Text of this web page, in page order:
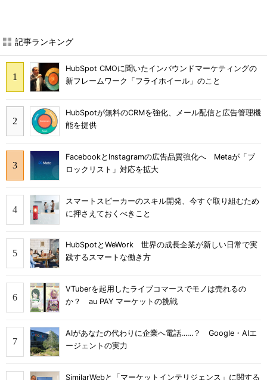
記事ランキング
HubSpot CMOに聞いたインバウンドマーケティングの
新フレームワーク「フライホイール」のこと
HubSpotが無料のCRMを強化、メール配信と広告管理機
能を提供
FacebookとInstagramの広告品質強化へ Metaが「ブ
ロックリスト」対応を拡大
スマートスピーカーのスキル開発、今すぐ取り組むため
に押さえておくべきこと
HubSpotとWeWork 世界の成長企業が新しい日常で実
践するスマートな働き方
VTuberを起用したライブコマースでモノは売れるの
か？ au PAY マーケットの挑戦
AIがあなたの代わりに企業へ電話……？ Google・AIエ
ージェントの実力
SimilarWebと「マーケットインテリジェンス」に関する